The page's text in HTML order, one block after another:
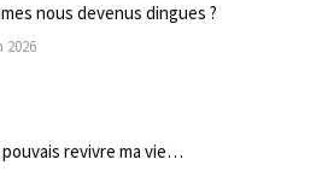
nous devenus dingues ?
2026
pouvais revivre ma vie…